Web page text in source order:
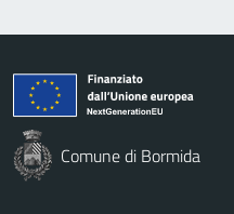
Comune di Bormida